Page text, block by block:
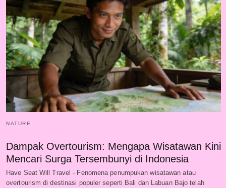
NATURE
Dampak Overtourism: Mengapa Wisatawan Kini
Mencari Surga Tersembunyi di Indonesia
Have Seat Will Travel - Fenomena penumpukan wisatawan atau
overtourism di destinasi populer seperti Bali dan Labuan Bajo telah